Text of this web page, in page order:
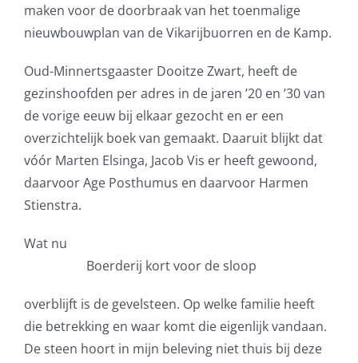
maken voor de doorbraak van het toenmalige
nieuwbouwplan van de Vikarijbuorren en de Kamp.
Oud-Minnertsgaaster Dooitze Zwart, heeft de
gezinshoofden per adres in de jaren ’20 en ’30 van
de vorige eeuw bij elkaar gezocht en er een
overzichtelijk boek van gemaakt. Daaruit blijkt dat
vóór Marten Elsinga, Jacob Vis er heeft gewoond,
daarvoor Age Posthumus en daarvoor Harmen
Stienstra.
Boerderij kort voor de sloop
Wat nu
overblijft is de gevelsteen. Op welke familie heeft
die betrekking en waar komt die eigenlijk vandaan.
De steen hoort in mijn beleving niet thuis bij deze